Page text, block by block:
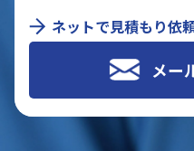
ネットで見積もり依
メー